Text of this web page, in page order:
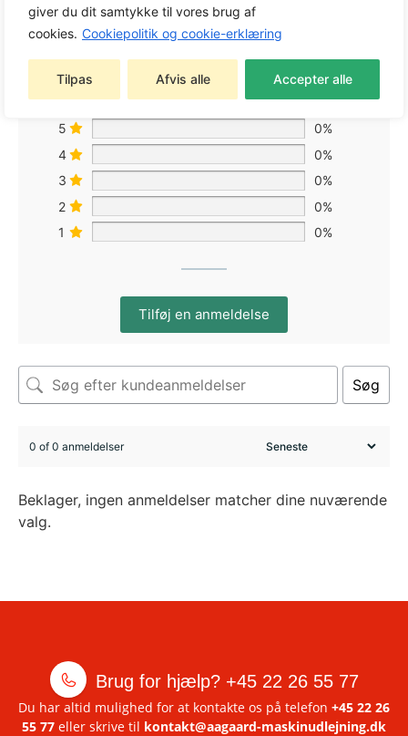
giver du dit samtykke til vores brug af
cookies. Cookiepolitik og cookie-erklæring
Tilpas Afvis alle Accepter alle
5
0%
4
0%
3
0%
2
0%
1
0%
Tilføj en anmeldelse
Søg
0 of 0 anmeldelser
Beklager, ingen anmeldelser matcher dine nuværende
valg.
Brug for hjælp? +45 22 26 55 77
Du har altid mulighed for at kontakte os på telefon +45 22 26
55 77 eller skrive til kontakt@aagaard-maskinudlejning.dk